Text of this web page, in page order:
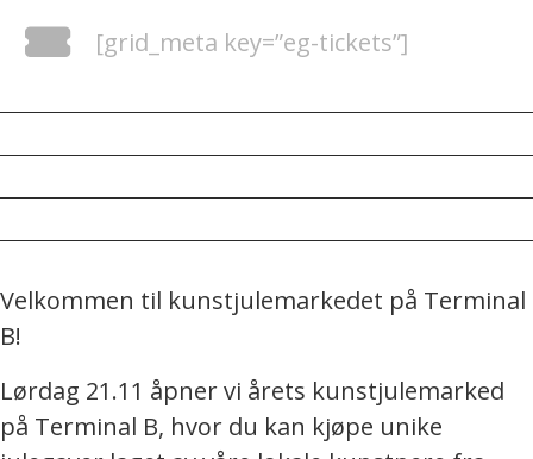
[grid_meta key=”eg-tickets”]
Velkommen til kunstjulemarkedet på Terminal
B!
Lørdag 21.11 åpner vi årets kunstjulemarked
på Terminal B, hvor du kan kjøpe unike